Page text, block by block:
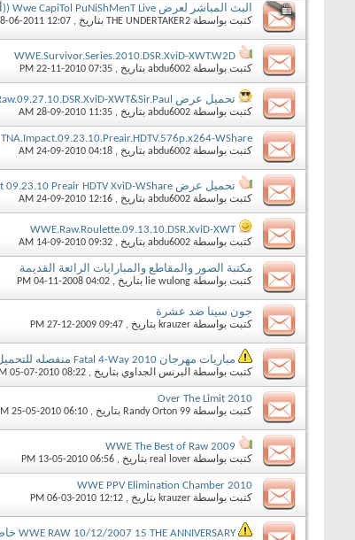
البث المباشر لعرض Wwe CapiTol PuNiShMenT Live ((أرجو التثبيت))
كتبت بواسطة THE UNDERTAKER2 بتاريخ ‏, 18-06-2011 12:07 AM
WWE.Survivor.Series.2010.DSR.XviD-XWT.W2D
كتبت بواسطة abdu6002 بتاريخ ‏, 22-11-2010 07:35 PM
تحميل عرض WWE.Raw.09.27.10.DSR.XviD-XWT&Sir.Paul
كتبت بواسطة abdu6002 بتاريخ ‏, 28-09-2010 11:35 AM
TNA.Impact.09.23.10.Preair.HDTV.576p.x264-WShare
كتبت بواسطة abdu6002 بتاريخ ‏, 24-09-2010 04:18 AM
تحميل عرض TNA Impact 09.23.10 Preair HDTV XviD-WShare
كتبت بواسطة abdu6002 بتاريخ ‏, 24-09-2010 12:16 AM
WWE.Raw.Roulette.09.13.10.DSR.XviD-XWT
كتبت بواسطة abdu6002 بتاريخ ‏, 14-09-2010 09:32 AM
مكتبة الصور والمقاطع والمبارايات الرائعة القديمة
كتبت بواسطة lie wulong بتاريخ ‏, 04-11-2008 04:02 PM
جون سينا ضد عشرة
كتبت بواسطة krauzer بتاريخ ‏, 27-12-2009 09:47 PM
مباريات مهرجان Fatal 4-Way 2010 منفصله للتحميل ,, جودة Xvid
كتبت بواسطة البرنس الجداوي بتاريخ ‏, 05-07-2010 08:22 PM
Over The Limit 2010
كتبت بواسطة Randy Orton 99 بتاريخ ‏, 25-05-2010 06:10 PM
WWE The Best of Raw 2009
كتبت بواسطة real lover بتاريخ ‏, 13-05-2010 06:56 PM
WWE PPV Elimination Chamber 2010
كتبت بواسطة krauzer بتاريخ ‏, 06-03-2010 12:12 PM
WWE RAW 10/12/2007 15 THE ANNIVERSARY خاص بالمنتدى وبجودة RMVB